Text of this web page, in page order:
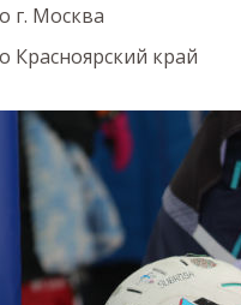
г. Москва
Красноярский край